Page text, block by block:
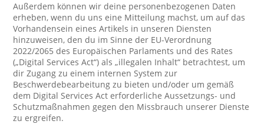
Außerdem können wir deine personenbezogenen Daten
erheben, wenn du uns eine Mitteilung machst, um auf das
Vorhandensein eines Artikels in unseren Diensten
hinzuweisen, den du im Sinne der EU-Verordnung
2022/2065 des Europäischen Parlaments und des Rates
(„Digital Services Act“) als „illegalen Inhalt“ betrachtest, um
dir Zugang zu einem internen System zur
Beschwerdebearbeitung zu bieten und/oder um gemäß
dem Digital Services Act erforderliche Aussetzungs- und
Schutzmaßnahmen gegen den Missbrauch unserer Dienste
zu ergreifen.